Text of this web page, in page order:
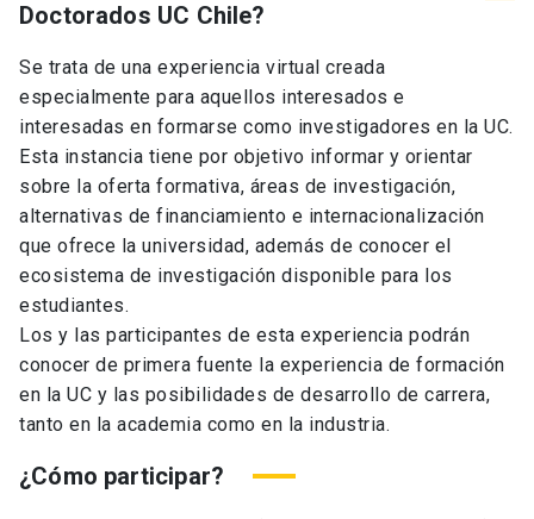
Doctorados UC Chile?
Se trata de una experiencia virtual creada
especialmente para aquellos interesados e
interesadas en formarse como investigadores en la UC.
Esta instancia tiene por objetivo informar y orientar
sobre la oferta formativa, áreas de investigación,
alternativas de financiamiento e internacionalización
que ofrece la universidad, además de conocer el
ecosistema de investigación disponible para los
estudiantes.
Los y las participantes de esta experiencia podrán
conocer de primera fuente la experiencia de formación
en la UC y las posibilidades de desarrollo de carrera,
tanto en la academia como en la industria.
¿Cómo participar?